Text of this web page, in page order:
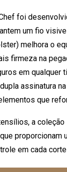
foi
um fio
melhora o
firmeza na
em qualquer
assinatura
que
a
proporcionam
em cada